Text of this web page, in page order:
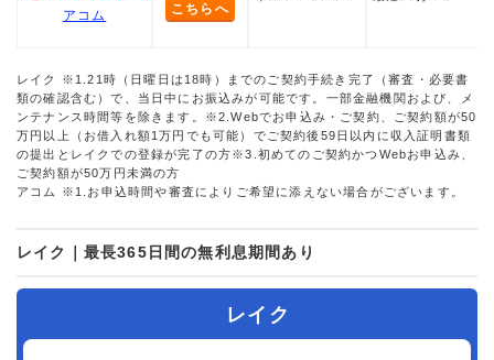
アコム
こちらへ
レイク ※1.21時（日曜日は18時）までのご契約手続き完了（審査・必要書
類の確認含む）で、当日中にお振込みが可能です。一部金融機関および、メ
ンテナンス時間等を除きます。※2.Webでお申込み・ご契約、ご契約額が50
万円以上（お借入れ額1万円でも可能）でご契約後59日以内に収入証明書類
の提出とレイクでの登録が完了の方※3.初めてのご契約かつWebお申込み、
ご契約額が50万円未満の方
アコム ※1.お申込時間や審査によりご希望に添えない場合がございます。
レイク｜最長365日間の無利息期間あり
レイク